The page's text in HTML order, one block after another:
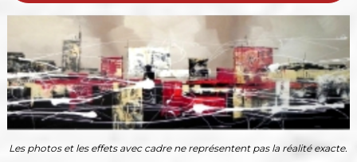
Les photos et les effets avec cadre ne représentent pas la réalité exacte.